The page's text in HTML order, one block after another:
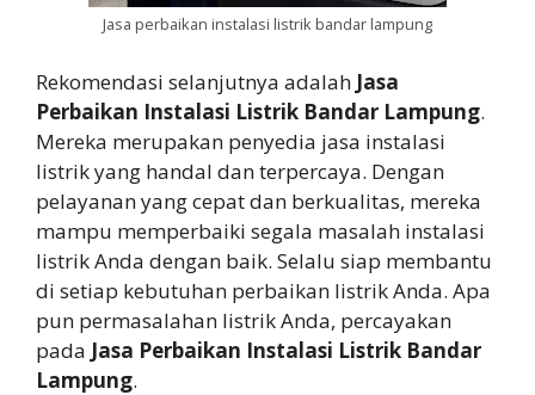
Jasa perbaikan instalasi listrik bandar lampung
Rekomendasi selanjutnya adalah Jasa
Perbaikan Instalasi Listrik Bandar Lampung.
Mereka merupakan penyedia jasa instalasi
listrik yang handal dan terpercaya. Dengan
pelayanan yang cepat dan berkualitas, mereka
mampu memperbaiki segala masalah instalasi
listrik Anda dengan baik. Selalu siap membantu
di setiap kebutuhan perbaikan listrik Anda. Apa
pun permasalahan listrik Anda, percayakan
pada Jasa Perbaikan Instalasi Listrik Bandar
Lampung.